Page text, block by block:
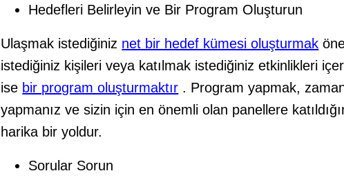
Hedefleri Belirleyin ve Bir Program Oluşturun
Ulaşmak istediğiniz net bir hedef kümesi oluşturmak
istediğiniz kişileri veya katılmak istediğiniz etkinlikleri
ise bir program oluşturmaktır . Program yapmak,
yapmanız ve sizin için en önemli olan panellere
harika bir yoldur.
Sorular Sorun